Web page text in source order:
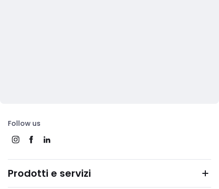
Follow us
Prodotti e servizi